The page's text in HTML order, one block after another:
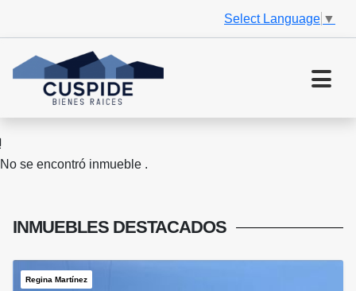
Select Language ▼
No se encontró inmueble .
INMUEBLES DESTACADOS
Regina Martínez